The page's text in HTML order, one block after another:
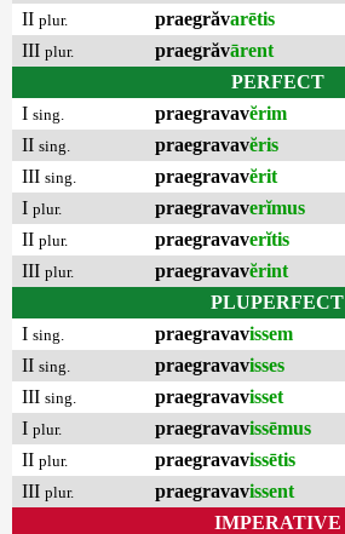
II plur. praegrăvarētis
III plur. praegrăvārent
PERFECT
I sing. praegravavĕrim
II sing. praegravavĕris
III sing. praegravavĕrit
I plur. praegravaverĭmus
II plur. praegravaverĭtis
III plur. praegravavĕrint
PLUPERFECT
I sing. praegravavissem
II sing. praegravavisses
III sing. praegravavisset
I plur. praegravavissēmus
II plur. praegravavissētis
III plur. praegravavissent
IMPERATIVE